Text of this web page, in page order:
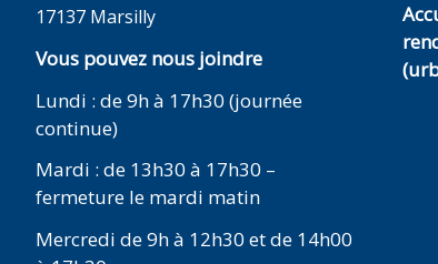
17137 Marsilly
Vous pouvez nous joindre
Lundi : de 9h à 17h30 (journée
continue)
Mardi : de 13h30 à 17h30 –
fermeture le mardi matin
Mercredi de 9h à 12h30 et de 14h00